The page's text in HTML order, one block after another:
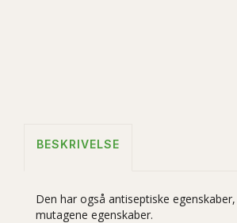
BESKRIVELSE
Den har også antiseptiske
mutagene egenskaber.